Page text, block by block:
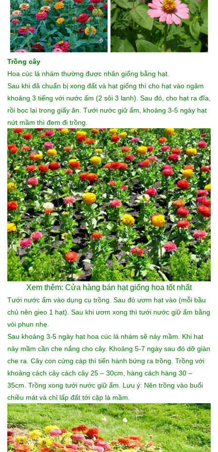
Trồng cây
Hoa cúc lá nhám thường được nhân giống bằng hạt.
Sau khi đã chuẩn bị xong đất và hạt giống thì cho hạt vào ngâm
khoảng 3 tiếng với nước ấm (2 sôi 3 lanh). Sau đó, cho hạt ra đĩa,
rồi bọc lại trong giấy ăn. Tưới nước giữ ẩm, khoảng 3-5 ngày hạt
nứt mầm thì đem đi trồng.
Xem thêm: Cửa hàng bán hạt giống hoa tốt nhất
Tưới nước ẩm vào dụng cụ trồng. Sau đó ươm hạt vào (mỗi bầu
chủ nên gieo 1 hạt). Sau khi ươm xong thì tưới nước giữ ẩm bằng
vòi phun nhẹ.
Sau khoảng 3-5 ngày hạt hoa cúc lá nhám sẽ nảy mầm. Khi hạt
nảy mầm cần che nắng cho cây. Khoảng 5-7 ngày sau đó dỡ giàn
che ra. Cây con cứng cáp thì tiến hành bứng ra trồng. Trồng với
khoảng cách cây cách cây 25 – 30cm, hàng cách hàng 30 –
35cm. Trồng xong tưới nước giữ ẩm. Lưu ý: Nên trồng vào buổi
chiều mát và chỉ lấp đất tới cặp lá mầm.